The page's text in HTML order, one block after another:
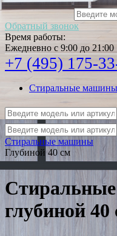
Обратный звонок
Время работы:
Ежедневно с 9:00 до 21:00
+7 (495) 175-
Стиральные машины
Стиральные машины
Глубиной 40 см
глубиной 40